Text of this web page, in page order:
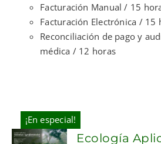
Facturación Manual / 15
Facturación Electrónica / 15
Reconciliación de pago y
médica / 12 horas
¡En especial!
ADD TO
Ecología